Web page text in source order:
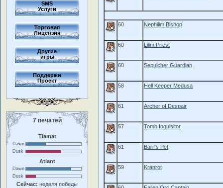
SMS
Услуги
Торговая
Лицензия
Другие
игры
Поддержи
Проект
7 печатей
Tiamat
Dawn
Dusk
Atlant
Dawn
Dusk
Сейчас: неделя победы
60 Nephilim Bishop
60 Lilim Priest
60 Sepulcher Guardian
58 Hell Keeper Medusa
61 Archer of Despair
57 Tomb Inquisitor
61 Barif's Pet
59 Kranrot